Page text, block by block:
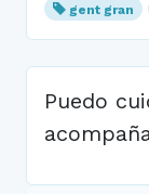
gent gran
Puedo